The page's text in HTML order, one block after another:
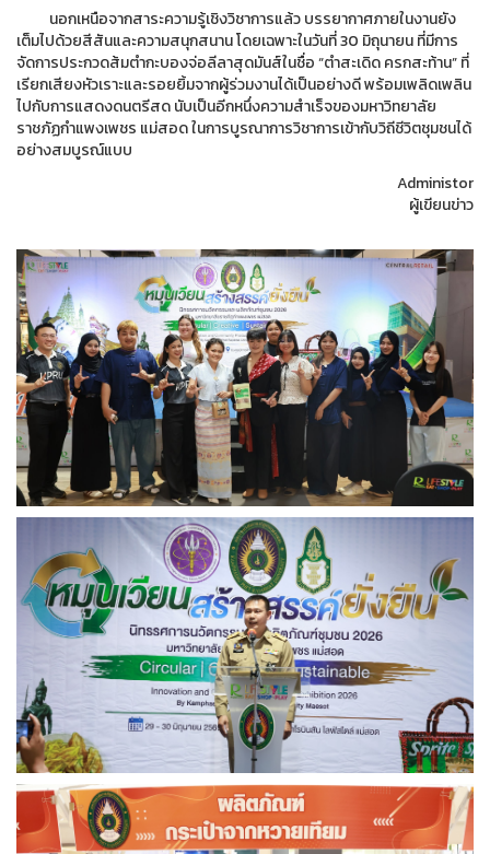
นอกเหนือจากสาระความรู้เชิงวิชาการแล้ว บรรยากาศภายในงานยัง
เต็มไปด้วยสีสันและความสนุกสนาน โดยเฉพาะในวันที่ 30 มิถุนายน ที่มีการ
จัดการประกวดส้มตำกะบองจ่อลีลาสุดมันส์ในชื่อ “ตำสะเดิด ครกสะท้าน” ที่
เรียกเสียงหัวเราะและรอยยิ้มจากผู้ร่วมงานได้เป็นอย่างดี พร้อมเพลิดเพลิน
ไปกับการแสดงดนตรีสด นับเป็นอีกหนึ่งความสำเร็จของมหาวิทยาลัย
ราชภัฏกำแพงเพชร แม่สอด ในการบูรณาการวิชาการเข้ากับวิถีชีวิตชุมชนได้
อย่างสมบูรณ์แบบ
Administor
ผู้เขียนข่าว